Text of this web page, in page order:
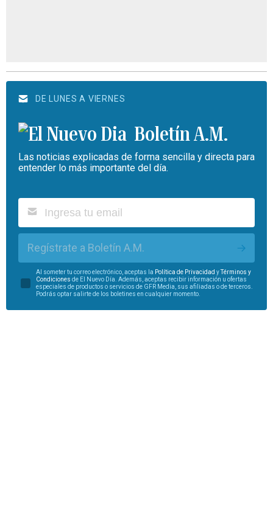
DE LUNES A VIERNES
Boletín A.M.
Las noticias explicadas de forma sencilla y directa para
entender lo más importante del día.
Regístrate a Boletín A.M.
Al someter tu correo electrónico, aceptas la Política de Privacidad yTérminos y
Condiciones de El Nuevo Día. Además, aceptas recibir información u ofertas
especiales de productos o servicios de GFR Media, sus afiliadas o de terceros.
Podrás optar salirte de los boletines en cualquier momento.